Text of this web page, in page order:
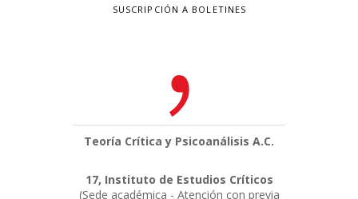
SUSCRIPCIÓN A BOLETINES
Teoría Crítica y Psicoanálisis A.C.
17, Instituto de Estudios Críticos
(Sede académica - Atención con previa